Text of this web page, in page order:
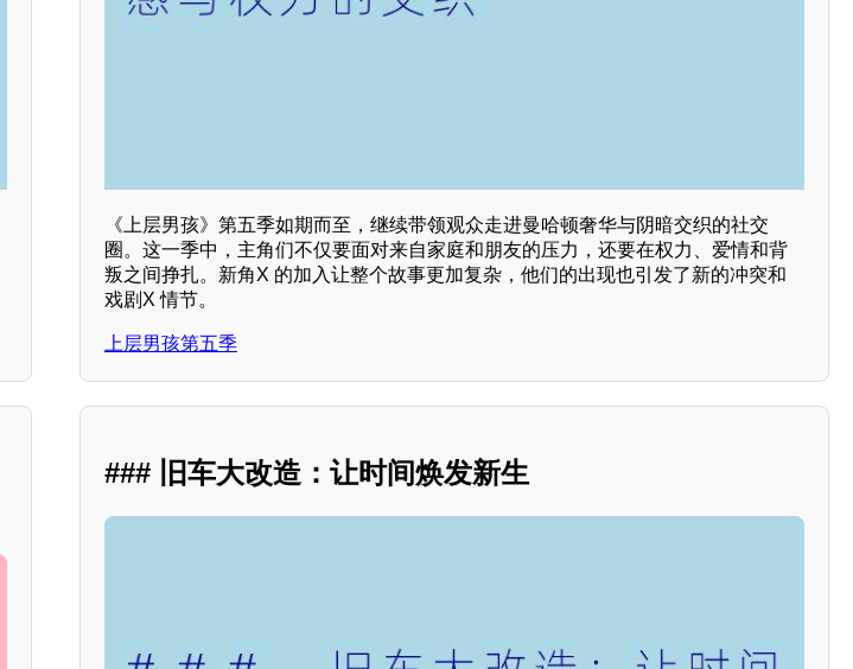
《上层男孩》第五季如期而至，继续带领观众走进曼哈顿奢华与阴暗交织的社交
圈。这一季中，主角们不仅要面对来自家庭和朋友的压力，还要在权力、爱情和背
叛之间挣扎。新角X 的加入让整个故事更加复杂，他们的出现也引发了新的冲突和
戏剧X 情节。
上层男孩第五季
### 旧车大改造：让时间焕发新生